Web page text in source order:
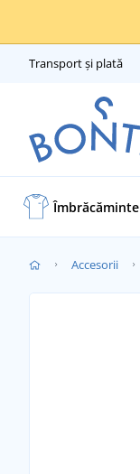
Transport și plată
Îmbrăcăminte
Accesorii